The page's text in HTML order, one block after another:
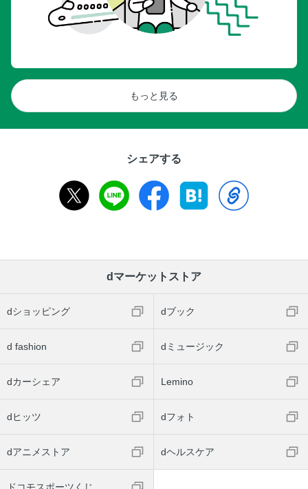
もっと見る
シェアする
dマーケットストア
dショッピング dブック
d fashion dミュージック
dカーシェア Lemino
dヒッツ dフォト
dアニメストア dヘルスケア